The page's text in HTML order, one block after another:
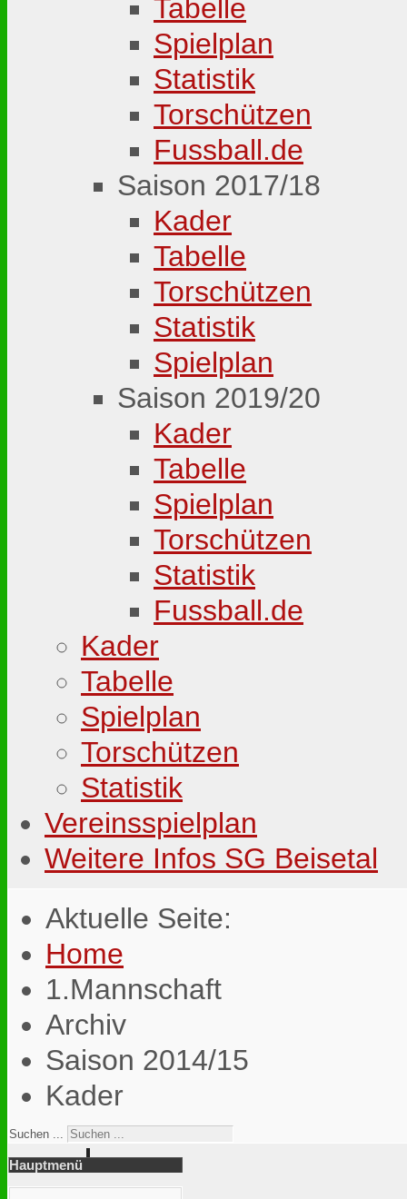
Tabelle
Spielplan
Statistik
Torschützen
Fussball.de
Saison 2017/18
Kader
Tabelle
Torschützen
Statistik
Spielplan
Saison 2019/20
Kader
Tabelle
Spielplan
Torschützen
Statistik
Fussball.de
Kader
Tabelle
Spielplan
Torschützen
Statistik
Vereinsspielplan
Weitere Infos SG Beisetal
Aktuelle Seite:
Home
1.Mannschaft
Archiv
Saison 2014/15
Kader
Suchen ...
Hauptmenü